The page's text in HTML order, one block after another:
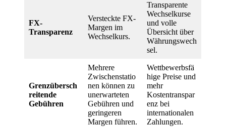
FX-
Transparenz
Versteckte FX-
Margen im
Wechselkurs.
Transparente
Wechselkurse
und volle
Übersicht über
Währungswech
sel.
Grenzübersch
reitende
Gebühren
Mehrere
Zwischenstatio
nen können zu
unerwarteten
Gebühren und
geringeren
Margen führen.
Wettbewerbsfä
hige Preise und
mehr
Kostentranspar
enz bei
internationalen
Zahlungen.